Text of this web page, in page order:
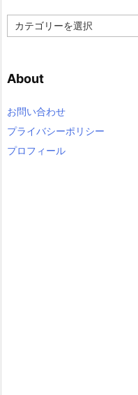
a
g
r
About
お問い合わせ
プライバシーポリシー
プロフィール